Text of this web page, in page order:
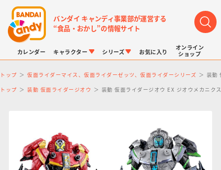
バンダイ キャンディ事業部が運営する
“食品・おかし”の情報サイト
カレンダー キャラクター
LINK TRAVELERS ドラゴンボール
シリーズ
チョコボックス ポケモンキッズ
お気に入り
オンライン
ショップ
トップ 仮面ライダーマイス、仮面ライダーゼッツ、仮面ライダーシリーズ 装動
トップ 装動 仮面ライダージオウ 装動 仮面ライダージオウ EX ジオウメカニク